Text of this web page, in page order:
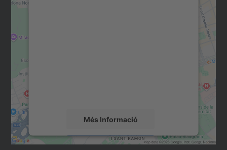
Més Informació
Accepta